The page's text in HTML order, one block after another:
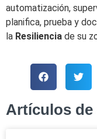
automatización,
planifica, prueba y
la Resiliencia de su
Artículos de